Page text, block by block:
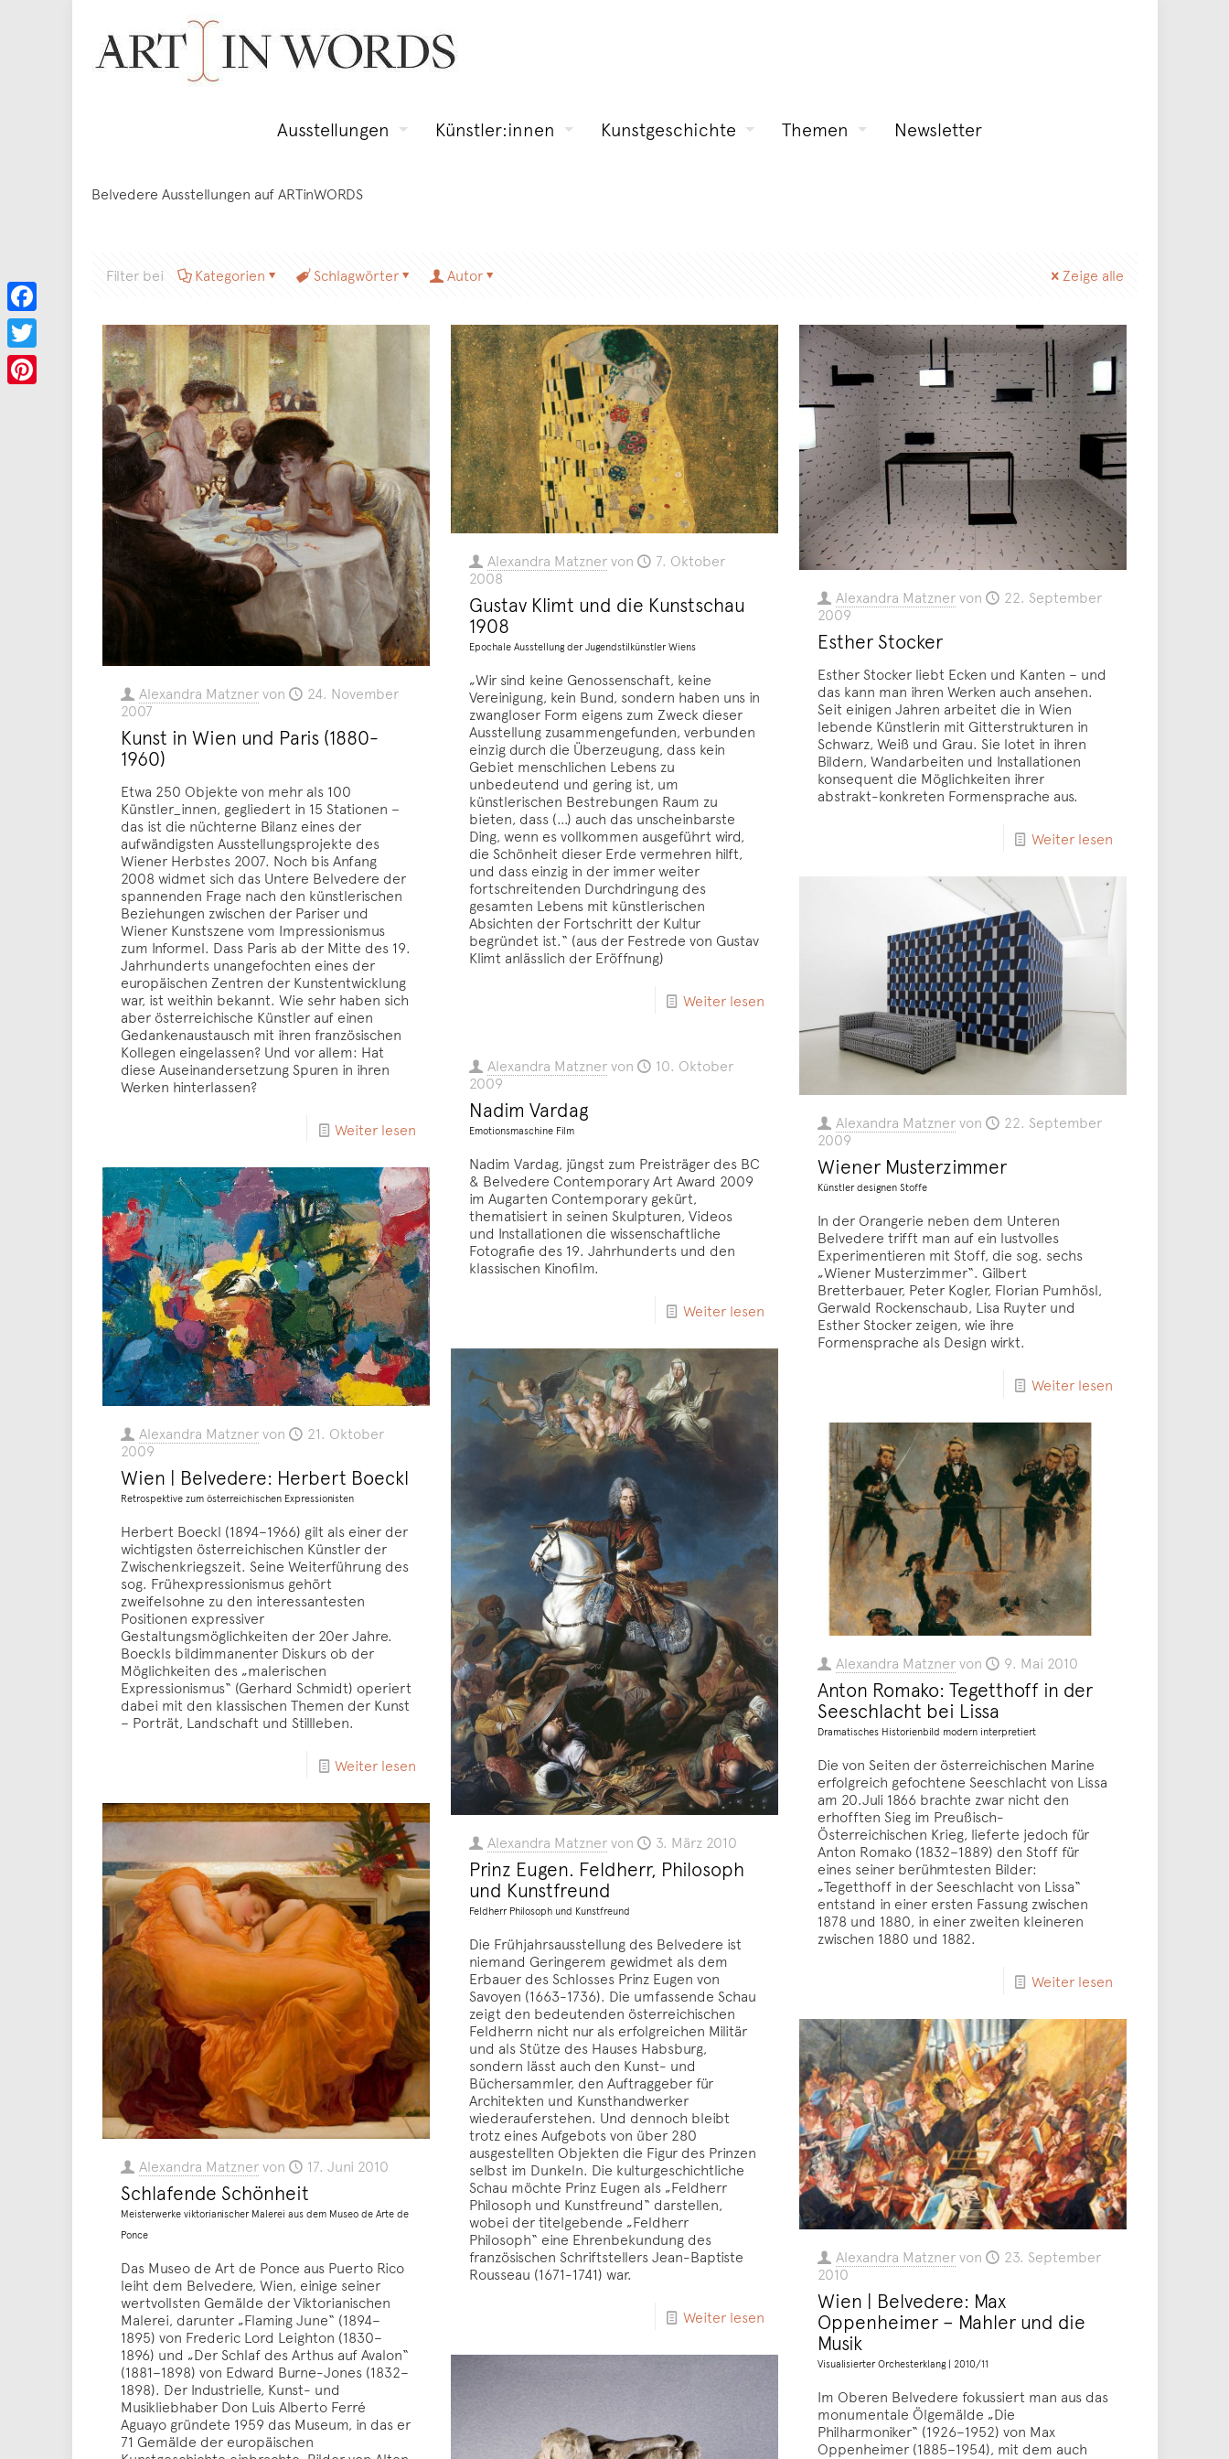
Ausstellungen Künstler:innen Kunstgeschichte Themen Newsletter
Belvedere Ausstellungen auf ARTinWORDS
Filter bei Kategorien Schlagwörter Autor Zeige alle
Alexandra Matznervon
24. November
2007
Kunst in Wien und Paris (1880-
1960)
Etwa 250 Objekte von mehr als 100
Künstler_innen, gegliedert in 15 Stationen –
das ist die nüchterne Bilanz eines der
aufwändigsten Ausstellungsprojekte des
Wiener Herbstes 2007. Noch bis Anfang
2008 widmet sich das Untere Belvedere der
spannenden Frage nach den künstlerischen
Beziehungen zwischen der Pariser und
Wiener Kunstszene vom Impressionismus
zum Informel. Dass Paris ab der Mitte des 19.
Jahrhunderts unangefochten eines der
europäischen Zentren der Kunstentwicklung
war, ist weithin bekannt. Wie sehr haben sich
aber österreichische Künstler auf einen
Gedankenaustausch mit ihren französischen
Kollegen eingelassen? Und vor allem: Hat
diese Auseinandersetzung Spuren in ihren
Werken hinterlassen?
Weiter lesen
Alexandra Matznervon
7. Oktober
2008
Gustav Klimt und die Kunstschau
1908
Epochale Ausstellung der Jugendstilkünstler Wiens
„Wir sind keine Genossenschaft, keine
Vereinigung, kein Bund, sondern haben uns in
zwangloser Form eigens zum Zweck dieser
Ausstellung zusammengefunden, verbunden
einzig durch die Überzeugung, dass kein
Gebiet menschlichen Lebens zu
unbedeutend und gering ist, um
künstlerischen Bestrebungen Raum zu
bieten, dass (…) auch das unscheinbarste
Ding, wenn es vollkommen ausgeführt wird,
die Schönheit dieser Erde vermehren hilft,
und dass einzig in der immer weiter
fortschreitenden Durchdringung des
gesamten Lebens mit künstlerischen
Absichten der Fortschritt der Kultur
begründet ist.“ (aus der Festrede von Gustav
Klimt anlässlich der Eröffnung)
Weiter lesen
Alexandra Matznervon
22. September
2009
Esther Stocker
Esther Stocker liebt Ecken und Kanten – und
das kann man ihren Werken auch ansehen.
Seit einigen Jahren arbeitet die in Wien
lebende Künstlerin mit Gitterstrukturen in
Schwarz, Weiß und Grau. Sie lotet in ihren
Bildern, Wandarbeiten und Installationen
konsequent die Möglichkeiten ihrer
abstrakt-konkreten Formensprache aus.
Weiter lesen
Alexandra Matznervon
22. September
2009
Wiener Musterzimmer
Künstler designen Stoffe
In der Orangerie neben dem Unteren
Belvedere trifft man auf ein lustvolles
Experimentieren mit Stoff, die sog. sechs
„Wiener Musterzimmer“. Gilbert
Bretterbauer, Peter Kogler, Florian Pumhösl,
Gerwald Rockenschaub, Lisa Ruyter und
Esther Stocker zeigen, wie ihre
Formensprache als Design wirkt.
Weiter lesen
Alexandra Matznervon
10. Oktober
2009
Nadim Vardag
Emotionsmaschine Film
Nadim Vardag, jüngst zum Preisträger des BC
& Belvedere Contemporary Art Award 2009
im Augarten Contemporary gekürt,
thematisiert in seinen Skulpturen, Videos
und Installationen die wissenschaftliche
Fotografie des 19. Jahrhunderts und den
klassischen Kinofilm.
Weiter lesen
Alexandra Matznervon
21. Oktober
2009
Wien | Belvedere: Herbert Boeckl
Retrospektive zum österreichischen Expressionisten
Herbert Boeckl (1894–1966) gilt als einer der
wichtigsten österreichischen Künstler der
Zwischenkriegszeit. Seine Weiterführung des
sog. Frühexpressionismus gehört
zweifelsohne zu den interessantesten
Positionen expressiver
Gestaltungsmöglichkeiten der 20er Jahre.
Boeckls bildimmanenter Diskurs ob der
Möglichkeiten des „malerischen
Expressionismus“ (Gerhard Schmidt) operiert
dabei mit den klassischen Themen der Kunst
– Porträt, Landschaft und Stillleben.
Weiter lesen
Alexandra Matznervon 3. März 2010
Prinz Eugen. Feldherr, Philosoph
und Kunstfreund
Feldherr Philosoph und Kunstfreund
Die Frühjahrsausstellung des Belvedere ist
niemand Geringerem gewidmet als dem
Erbauer des Schlosses Prinz Eugen von
Savoyen (1663-1736). Die umfassende Schau
zeigt den bedeutenden österreichischen
Feldherrn nicht nur als erfolgreichen Militär
und als Stütze des Hauses Habsburg,
sondern lässt auch den Kunst- und
Büchersammler, den Auftraggeber für
Architekten und Kunsthandwerker
wiederauferstehen. Und dennoch bleibt
trotz eines Aufgebots von über 280
ausgestellten Objekten die Figur des Prinzen
selbst im Dunkeln. Die kulturgeschichtliche
Schau möchte Prinz Eugen als „Feldherr
Philosoph und Kunstfreund“ darstellen,
wobei der titelgebende „Feldherr
Philosoph“ eine Ehrenbekundung des
französischen Schriftstellers Jean-Baptiste
Rousseau (1671-1741) war.
Weiter lesen
Alexandra Matznervon 9. Mai 2010
Anton Romako: Tegetthoff in der
Seeschlacht bei Lissa
Dramatisches Historienbild modern interpretiert
Die von Seiten der österreichischen Marine
erfolgreich gefochtene Seeschlacht von Lissa
am 20.Juli 1866 brachte zwar nicht den
erhofften Sieg im Preußisch-
Österreichischen Krieg, lieferte jedoch für
Anton Romako (1832–1889) den Stoff für
eines seiner berühmtesten Bilder:
„Tegetthoff in der Seeschlacht von Lissa“
entstand in einer ersten Fassung zwischen
1878 und 1880, in einer zweiten kleineren
zwischen 1880 und 1882.
Weiter lesen
Alexandra Matznervon 17. Juni 2010
Schlafende Schönheit
Meisterwerke viktorianischer Malerei aus dem Museo de Arte de
Ponce
Das Museo de Art de Ponce aus Puerto Rico
leiht dem Belvedere, Wien, einige seiner
wertvollsten Gemälde der Viktorianischen
Malerei, darunter „Flaming June“ (1894–
1895) von Frederic Lord Leighton (1830–
1896) und „Der Schlaf des Arthus auf Avalon“
(1881–1898) von Edward Burne-Jones (1832–
1898). Der Industrielle, Kunst- und
Musikliebhaber Don Luis Alberto Ferré
Aguayo gründete 1959 das Museum, in das er
71 Gemälde der europäischen
Alexandra Matznervon
23. September
2010
Wien | Belvedere: Max
Oppenheimer – Mahler und die
Musik
Visualisierter Orchesterklang | 2010/11
Im Oberen Belvedere fokussiert man aus das
monumentale Ölgemälde „Die
Philharmoniker“ (1926–1952) von Max
Oppenheimer (1885–1954), mit dem auch
Facebook
Twitter